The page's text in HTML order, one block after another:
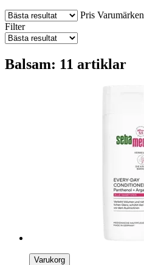
Pris Varumärken
Filter
Balsam: 11 artiklar
Varukorg